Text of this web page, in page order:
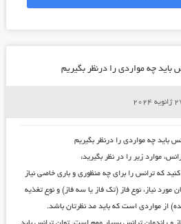
باید چه مواردی را درنظر بگیریم
باید چه مواردی را درنظر بگیریم
موارد زیر را در نظر بگیرید:
که ترانس را برای چه منظوری و باری خاصی نیاز
مورد نیاز، نوع فاز (تک فاز یا سه فاز) و نوع تغذیه
از مواردی است که باید مد نظرتان باشد.